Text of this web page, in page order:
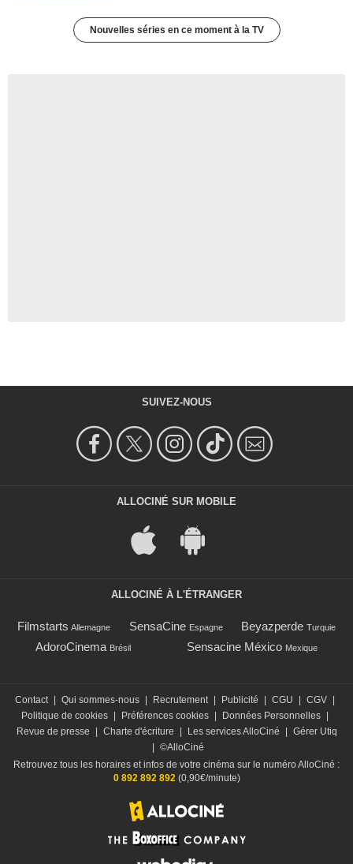
Nouvelles séries en ce moment à la TV
SUIVEZ-NOUS
ALLOCINÉ SUR MOBILE
ALLOCINÉ À L'ÉTRANGER
Filmstarts Allemagne SensaCine Espagne Beyazperde Turquie
AdoroCinema Brésil Sensacine México Mexique
Contact Qui sommes-nous Recrutement Publicité CGU CGV
Politique de cookies
Préférences cookies Données Personnelles
Revue de presse
Charte d'écriture Les services AlloCiné
Gérer Utiq
©AlloCiné
Retrouvez tous les horaires et infos de votre cinéma sur le numéro AlloCiné :
0 892 892 892(0,90€/minute)